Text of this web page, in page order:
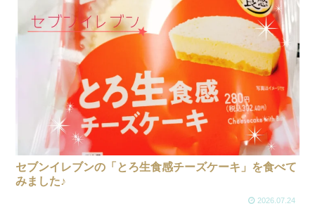
セブンイレブンの「とろ生食感チーズケーキ」を食べて
みました♪
2026.07.24